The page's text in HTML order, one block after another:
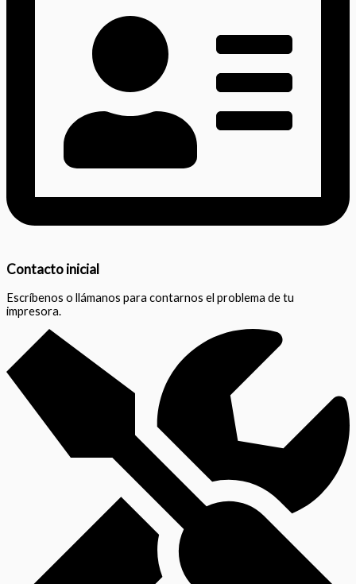
Contacto inicial
Escríbenos o llámanos para contarnos el problema de tu
impresora.